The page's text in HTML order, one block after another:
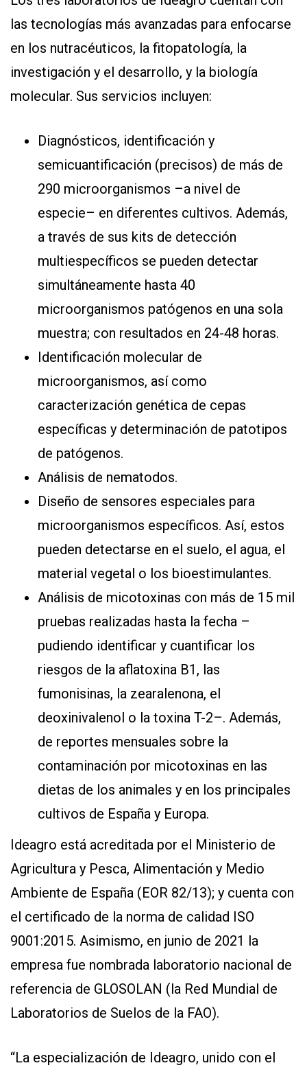
las tecnologías más avanzadas para enfocarse
en los nutracéuticos, la fitopatología, la
investigación y el desarrollo, y la biología
molecular. Sus servicios incluyen:
Diagnósticos, identificación y
semicuantificación (precisos) de más de
290 microorganismos –a nivel de
especie– en diferentes cultivos. Además,
a través de sus kits de detección
multiespecíficos se pueden detectar
simultáneamente hasta 40
microorganismos patógenos en una sola
muestra; con resultados en 24-48 horas.
Identificación molecular de
microorganismos, así como
caracterización genética de cepas
específicas y determinación de patotipos
de patógenos.
Análisis de nematodos.
Diseño de sensores especiales para
microorganismos específicos. Así, estos
pueden detectarse en el suelo, el agua, el
material vegetal o los bioestimulantes.
Análisis de micotoxinas con más de 15 mil
pruebas realizadas hasta la fecha –
pudiendo identificar y cuantificar los
riesgos de la aflatoxina B1, las
fumonisinas, la zearalenona, el
deoxinivalenol o la toxina T-2–. Además,
de reportes mensuales sobre la
contaminación por micotoxinas en las
dietas de los animales y en los principales
cultivos de España y Europa.
Ideagro está acreditada por el Ministerio de
Agricultura y Pesca, Alimentación y Medio
Ambiente de España (EOR 82/13); y cuenta con
el certificado de la norma de calidad ISO
9001:2015. Asimismo, en junio de 2021 la
empresa fue nombrada laboratorio nacional de
referencia de GLOSOLAN (la Red Mundial de
Laboratorios de Suelos de la FAO).
“La especialización de Ideagro, unido con el